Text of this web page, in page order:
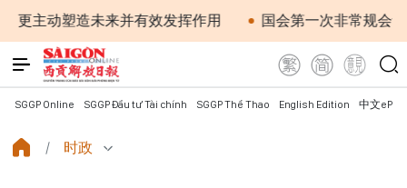
造未来并有效发挥作用 国会第一次非常规会议：公开特
SGGP Online SGGP Đầu tư Tài chính SGGP Thể Thao English Edition 中文
时政